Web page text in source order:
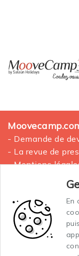
En
- Demande de
- La revue de
- Mentions
La location
Conditions
Conditions